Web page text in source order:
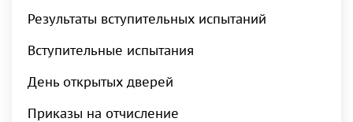
Результаты вступительных испытаний
Вступительные испытания
День открытых дверей
Приказы на отчисление